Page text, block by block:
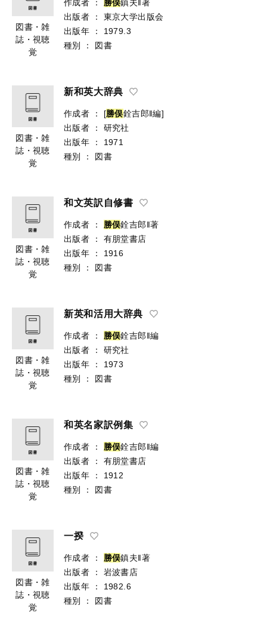
図書・雑
誌・視聴
覚
作成者 ： 勝俣鎮夫‖著
出版者
：
東京大学出版会
出版年
：
1979.3
種別
： 図書
図書・雑
誌・視聴
覚
新和英大辞典
作成者 ： [勝俣銓吉郎‖編]
出版者
：
研究社
出版年
：
1971
種別
： 図書
図書・雑
誌・視聴
覚
和文英訳自修書
作成者 ： 勝俣銓吉郎‖著
出版者
：
有朋堂書店
出版年
：
1916
種別
： 図書
図書・雑
誌・視聴
覚
新英和活用大辞典
作成者 ： 勝俣銓吉郎‖編
出版者
：
研究社
出版年
：
1973
種別
： 図書
図書・雑
誌・視聴
覚
和英名家訳例集
作成者 ： 勝俣銓吉郎‖編
出版者
：
有朋堂書店
出版年
：
1912
種別
： 図書
図書・雑
誌・視聴
覚
一揆
作成者 ： 勝俣鎮夫‖著
出版者
：
岩波書店
出版年
：
1982.6
種別
： 図書